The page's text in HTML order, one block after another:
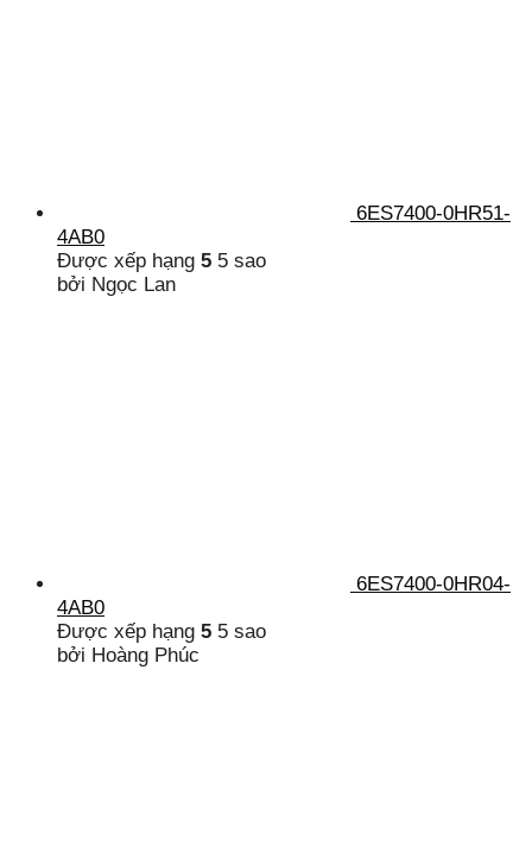
6ES7400-0HR51-
4AB0
Được xếp hạng 5 5 sao
bởi Ngọc Lan
6ES7400-0HR04-
4AB0
Được xếp hạng 5 5 sao
bởi Hoàng Phúc